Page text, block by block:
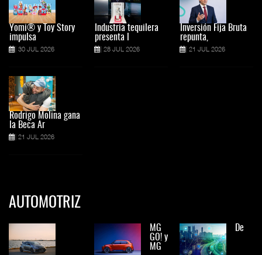
Yomi® y Toy Story
impulsa
30 JUL 2026
Rodrigo Molina gana
la Beca Ar
21 JUL 2026
Industria tequilera
presenta l
28 JUL 2026
Inversión Fija Bruta
repunta,
21 JUL 2026
AUTOMOTRIZ
MG
GO! y
MG
De